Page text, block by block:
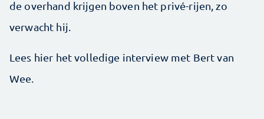
de overhand krijgen boven het privé-rijen, zo
verwacht hij.
Lees hier het volledige interview met Bert van
Wee.